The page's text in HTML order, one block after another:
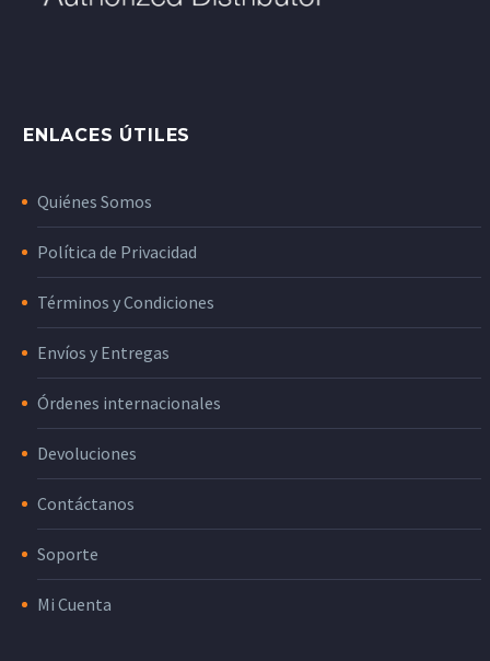
ENLACES ÚTILES
Quiénes Somos
Política de Privacidad
Términos y Condiciones
Envíos y Entregas
Órdenes internacionales
Devoluciones
Contáctanos
Soporte
Mi Cuenta